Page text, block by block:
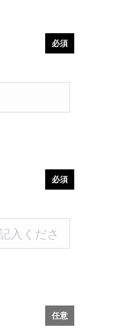
必須
必須
任意